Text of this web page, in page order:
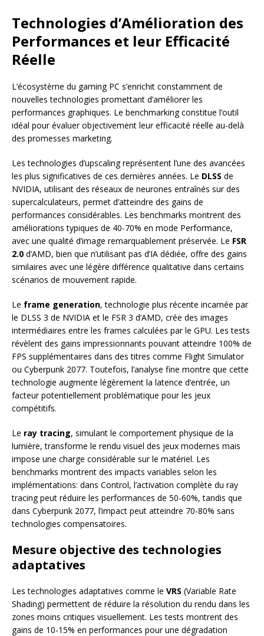
Technologies d’Amélioration des
Performances et leur Efficacité
Réelle
L’écosystème du gaming PC s’enrichit constamment de
nouvelles technologies promettant d’améliorer les
performances graphiques. Le benchmarking constitue l’outil
idéal pour évaluer objectivement leur efficacité réelle au-delà
des promesses marketing.
Les technologies d’upscaling représentent l’une des avancées
les plus significatives de ces dernières années. Le DLSS de
NVIDIA, utilisant des réseaux de neurones entraînés sur des
supercalculateurs, permet d’atteindre des gains de
performances considérables. Les benchmarks montrent des
améliorations typiques de 40-70% en mode Performance,
avec une qualité d’image remarquablement préservée. Le FSR
2.0 d’AMD, bien que n’utilisant pas d’IA dédiée, offre des gains
similaires avec une légère différence qualitative dans certains
scénarios de mouvement rapide.
Le frame generation, technologie plus récente incarnée par
le DLSS 3 de NVIDIA et le FSR 3 d’AMD, crée des images
intermédiaires entre les frames calculées par le GPU. Les tests
révèlent des gains impressionnants pouvant atteindre 100% de
FPS supplémentaires dans des titres comme Flight Simulator
ou Cyberpunk 2077. Toutefois, l’analyse fine montre que cette
technologie augmente légèrement la latence d’entrée, un
facteur potentiellement problématique pour les jeux
compétitifs.
Le ray tracing, simulant le comportement physique de la
lumière, transforme le rendu visuel des jeux modernes mais
impose une charge considérable sur le matériel. Les
benchmarks montrent des impacts variables selon les
implémentations: dans Control, l’activation complète du ray
tracing peut réduire les performances de 50-60%, tandis que
dans Cyberpunk 2077, l’impact peut atteindre 70-80% sans
technologies compensatoires.
Mesure objective des technologies
adaptatives
Les technologies adaptatives comme le VRS (Variable Rate
Shading) permettent de réduire la résolution du rendu dans les
zones moins critiques visuellement. Les tests montrent des
gains de 10-15% en performances pour une dégradation